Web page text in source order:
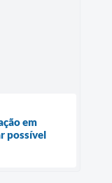
em
possível